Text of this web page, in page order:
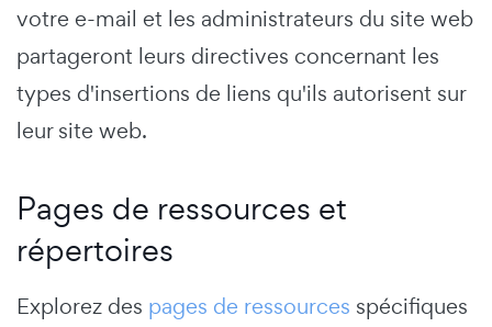
votre e-mail et les administrateurs du site web
partageront leurs directives concernant les
types d'insertions de liens qu'ils autorisent sur
leur site web.
Pages de ressources et
répertoires
Explorez des pages de ressources spécifiques